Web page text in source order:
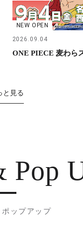
NEW OPEN
2026.09.04
ONE PIECE 麦わら
と見る
Pop
ポップアップ